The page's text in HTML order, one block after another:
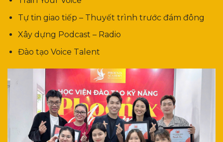
Tự tin giao tiếp – Thuyết trình trước đám đông
Xây dựng Podcast – Radio
Đào tạo Voice Talent